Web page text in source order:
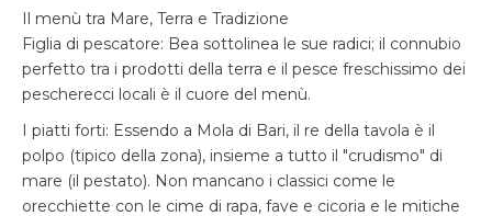
Il menù tra Mare, Terra e Tradizione
Figlia di pescatore: Bea sottolinea le sue radici; il connubio
perfetto tra i prodotti della terra e il pesce freschissimo dei
pescherecci locali è il cuore del menù.
I piatti forti: Essendo a Mola di Bari, il re della tavola è il
polpo (tipico della zona), insieme a tutto il "crudismo" di
mare (il pestato). Non mancano i classici come le
orecchiette con le cime di rapa, fave e cicoria e le mitiche